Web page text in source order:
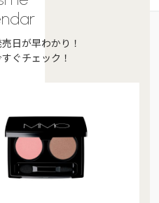
日が早わかり！
ぐチェック！